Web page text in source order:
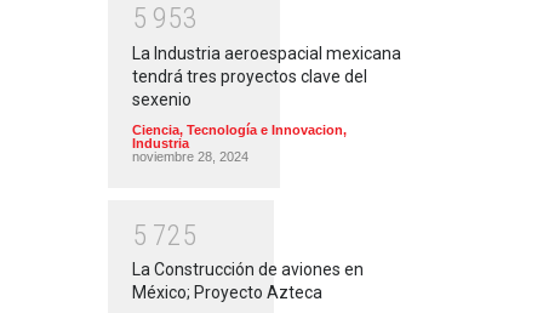
5 953
La Industria aeroespacial mexicana
tendrá tres proyectos clave del
sexenio
Ciencia, Tecnología e Innovacion,
Industria
noviembre 28, 2024
5 725
La Construcción de aviones en
México; Proyecto Azteca